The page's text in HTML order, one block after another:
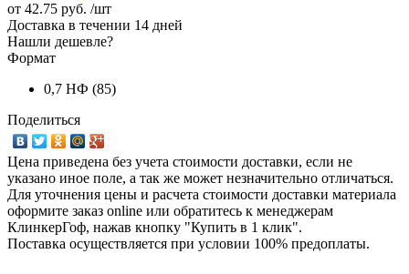
от 42.75 руб. /шт
Доставка в течении 14 дней
Нашли дешевле?
Формат
0,7 НФ (85)
Поделиться
Цена приведена без учета стоимости доставки, если не
указано иное поле, а так же может незначительно отличаться.
Для уточнения цены и расчета стоимости доставки материала
оформите заказ online или обратитесь к менеджерам
КлинкерГоф, нажав кнопку "Купить в 1 клик".
Поставка осуществляется при условии 100% предоплаты.